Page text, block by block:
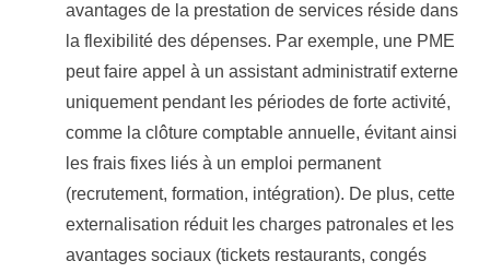
avantages de la prestation de services réside dans
la flexibilité des dépenses. Par exemple, une PME
peut faire appel à un assistant administratif externe
uniquement pendant les périodes de forte activité,
comme la clôture comptable annuelle, évitant ainsi
les frais fixes liés à un emploi permanent
(recrutement, formation, intégration). De plus, cette
externalisation réduit les charges patronales et les
avantages sociaux (tickets restaurants, congés